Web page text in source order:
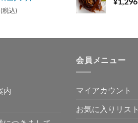
–
(税込)
内
会員メニュー
マイアカウント
お気に入りリスト